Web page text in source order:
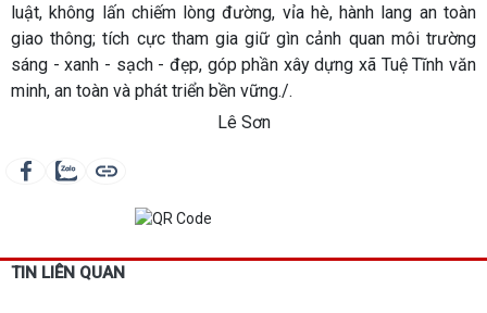
luật, không lấn chiếm lòng đường, vỉa hè, hành lang an toàn
giao thông; tích cực tham gia giữ gìn cảnh quan môi trường
sáng - xanh - sạch - đẹp, góp phần xây dựng xã Tuệ Tĩnh văn
minh, an toàn và phát triển bền vững./.
Lê Sơn
TIN LIÊN QUAN